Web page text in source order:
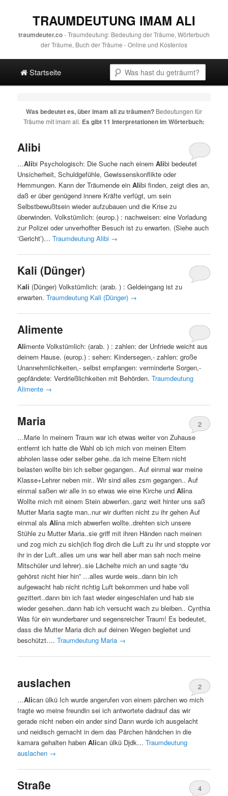
TRAUMDEUTUNG IMAM ALI
traumdeuter.co- Traumdeutung: Bedeutung der Träume, Wörterbuch
der Träume, Buch der Träume - Online und Kostenlos
Direkt zum Hauptinhalt
Spring zur sekundären Inhalt
Startseite
Was bedeutet es, überimam alizu träumen? Bedeutungen für
Träume mitimam ali. Es gibt 11 Interpretationen im Wörterbuch:
Alibi
…Alibi Psychologisch: Die Suche nach einemAlibi bedeutet
Unsicherheit, Schuldgefühle, Gewissenskonflikte oder
Hemmungen. Kann der Träumende einAlibi finden, zeigt dies an,
daß er über genügend innere Kräfte verfügt, um sein
Selbstbewußtsein wieder aufzubauen und die Krise zu
überwinden. Volkstümlich: (europ.) : nachweisen: eine Vorladung
zur Polizei oder unverhoffter Besuch ist zu erwarten. (Siehe auch
‘Gericht’)…Traumdeutung Alibi →
Kali (Dünger)
Kali (Dünger) Volkstümlich: (arab. ) : Geldeingang ist zu
erwarten.Traumdeutung Kali (Dünger) →
Alimente
Alimente Volkstümlich: (arab. ) : zahlen: der Unfriede weicht aus
deinem Hause. (europ.) : sehen: Kindersegen,- zahlen: große
Unannehmlichkeiten,- selbst empfangen: verminderte Sorgen,-
gepfändete: Verdrießlichkeiten mit Behörden.Traumdeutung
Alimente →
Maria
2
…Marie In meinem Traum war ich etwas weiter von Zuhause
entfernt ich hatte die Wahl ob ich mich von meinen Eltern
abholen lasse oder selber gehe..da ich meine Eltern nicht
belasten wollte bin ich selber gegangen.. Auf einmal war meine
Klasse+Lehrer neben mir.. Wir sind alles zsm gegangen.. Auf
einmal saßen wir alle in so etwas wie eine Kirche undAlina
Wollte mich mit einem Stein abwerfen..ganz weit hinter uns saß
Mutter Maria sagte man..nur wir durften nicht zu ihr gehen Auf
einmal alsAlina mich abwerfen wollte..drehten sich unsere
Stühle zu Mutter Maria..sie griff mit ihren Händen nach meinen
und zog mich zu sich(ich flog dirch die Luft zu ihr und stoppte vor
ihr in der Luft..alles um uns war hell aber man sah noch meine
Mitschüler und lehrer)..sie Lächelte mich an und sagte “du
gehörst nicht hier hin” …alles wurde weis..dann bin ich
aufgewacht hab nicht richtig Luft bekommen und habe voll
gezittert..dann bin ich fast wieder eingeschlafen und hab sie
wieder gesehen..dann hab ich versucht wach zu bleiben.. Cynthia
Was für ein wunderbarer und segensreicher Traum! Es bedeutet,
dass die Mutter Maria dich auf deinen Wegen begleitet und
beschützt….Traumdeutung Maria →
auslachen
2
…Alican ülkü Ich wurde angerufen von einem pärchen wo mich
fragte wo meine freundin sei ich antwortete dadrauf das wir
gerade nicht neben ein ander sind Dann wurde ich ausgelacht
und neidisch gemacht in dem das Pärchen händchen in die
kamara gehalten habenAlican ülkü Djdk…Traumdeutung
auslachen →
Straße
4